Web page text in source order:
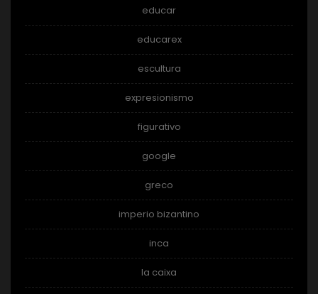
educar
educarex
escultura
expresionismo
figurativo
google
greco
imperio bizantino
inca
la caixa